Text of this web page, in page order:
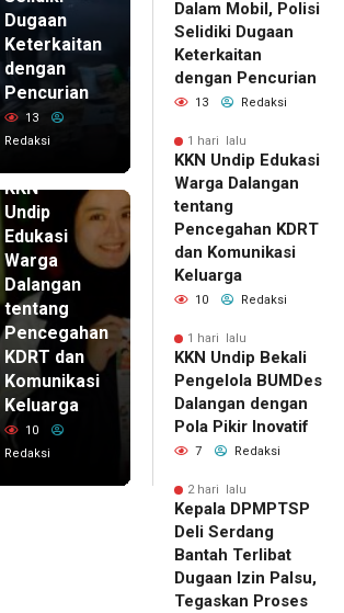
Dugaan
Keterkaitan
dengan
Pencurian
13
Redaksi
KKN
Undip
Edukasi
Warga
Dalangan
tentang
Pencegahan
KDRT dan
Komunikasi
Keluarga
10
Redaksi
Dalam Mobil, Polisi
Selidiki Dugaan
Keterkaitan
dengan Pencurian
13 Redaksi
1 hari lalu
KKN Undip Edukasi
Warga Dalangan
tentang
Pencegahan KDRT
dan Komunikasi
Keluarga
10 Redaksi
1 hari lalu
KKN Undip Bekali
Pengelola BUMDes
Dalangan dengan
Pola Pikir Inovatif
7 Redaksi
2 hari lalu
Kepala DPMPTSP
Deli Serdang
Bantah Terlibat
Dugaan Izin Palsu,
Tegaskan Proses